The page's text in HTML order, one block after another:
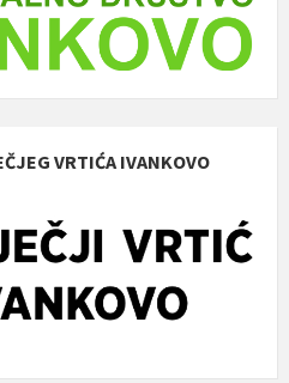
VRTIĆA IVANKOVO